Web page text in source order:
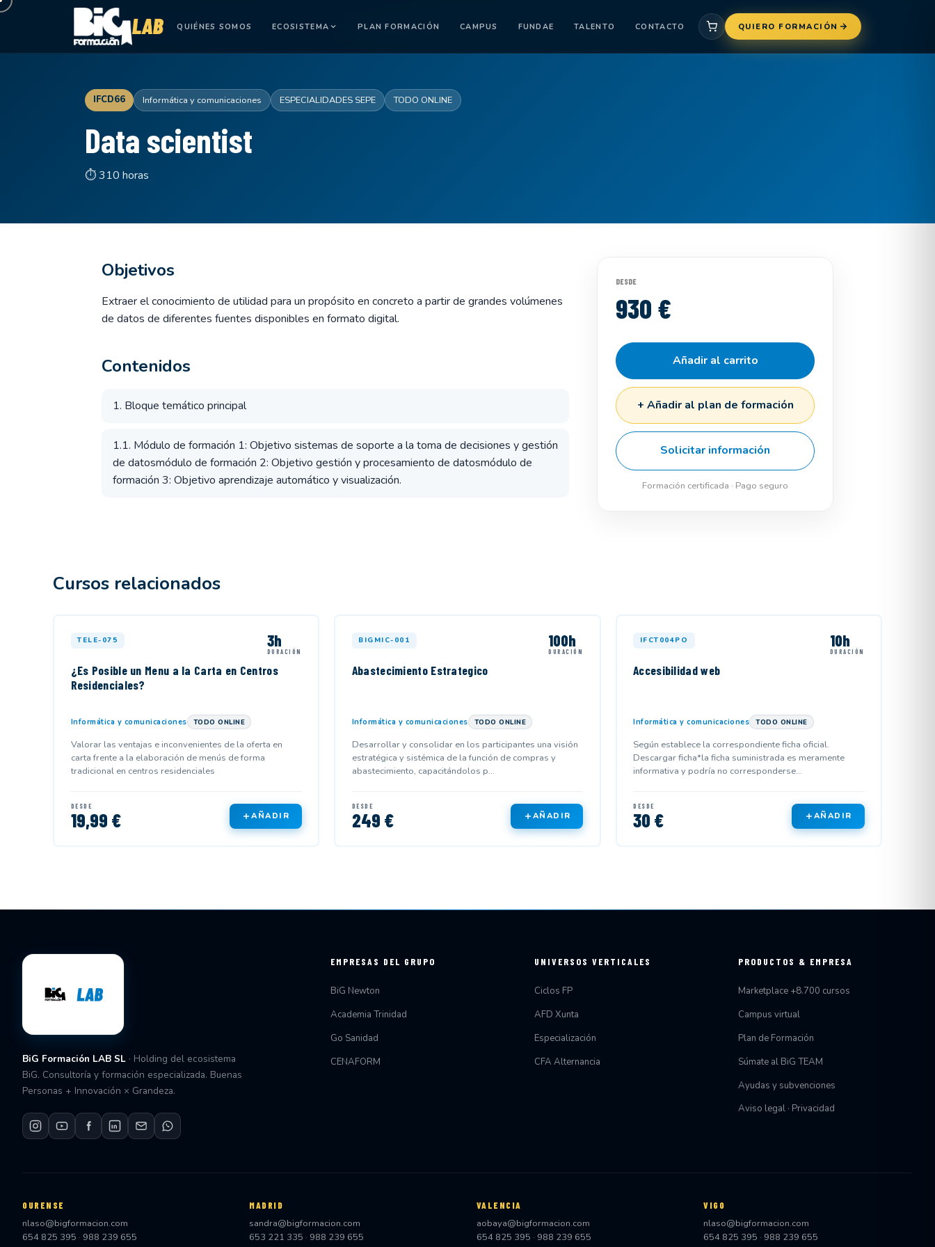
QUIÉNES SOMOS ECOSISTEMA PLAN FORMACIÓN CAMPUS FUNDAE TALENTO CONTACTO QUIERO FORMACIÓN
IFCD66 Informática y comunicaciones ESPECIALIDADES SEPE TODO ONLINE
Data scientist
⏱ 310 horas
Objetivos
Extraer el conocimiento de utilidad para un propósito en concreto a partir de grandes volúmenes
de datos de diferentes fuentes disponibles en formato digital.
Contenidos
1. Bloque temático principal
1.1. Módulo de formación 1: Objetivo sistemas de soporte a la toma de decisiones y gestión
de datosmódulo de formación 2: Objetivo gestión y procesamiento de datosmódulo de
formación 3: Objetivo aprendizaje automático y visualización.
DESDE
930 €
Añadir al carrito
+ Añadir al plan de formación
Solicitar información
Formación certificada · Pago seguro
Cursos relacionados
TELE-075 3h
DURACIÓN
¿Es Posible un Menu a la Carta en Centros
Residenciales?
Informática y comunicaciones TODO ONLINE
Valorar las ventajas e inconvenientes de la oferta en
carta frente a la elaboración de menús de forma
tradicional en centros residenciales
DESDE
19,99 € AÑADIR
BIGMIC-001 100h
DURACIÓN
Abastecimiento Estrategico
Informática y comunicaciones TODO ONLINE
Desarrollar y consolidar en los participantes una visión
estratégica y sistémica de la función de compras y
abastecimiento, capacitándolos p...
DESDE
249 € AÑADIR
IFCT004PO 10h
DURACIÓN
Accesibilidad web
Informática y comunicaciones TODO ONLINE
Según establece la correspondiente ficha oficial.
Descargar ficha*la ficha suministrada es meramente
informativa y podría no corresponderse...
DESDE
30 € AÑADIR
BiG Formación LAB SL · Holding del ecosistema
BiG. Consultoría y formación especializada. Buenas
Personas + Innovación × Grandeza.
EMPRESAS DEL GRUPO
BiG Newton
Academia Trinidad
Go Sanidad
CENAFORM
UNIVERSOS VERTICALES
Ciclos FP
AFD Xunta
Especialización
CFA Alternancia
PRODUCTOS & EMPRESA
Marketplace +8.700 cursos
Campus virtual
Plan de Formación
Súmate al BiG TEAM
Ayudas y subvenciones
Aviso legal · Privacidad
OURENSE
nlaso@bigformacion.com
654 825 395 · 988 239 655
MADRID
sandra@bigformacion.com
653 221 335 · 988 239 655
VALENCIA
aobaya@bigformacion.com
654 825 395 · 988 239 655
VIGO
nlaso@bigformacion.com
654 825 395 · 988 239 655